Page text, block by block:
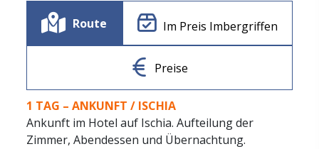
Route Im Preis Imbergriffen
Preise
1 TAG –ANKUNFT / ISCHIA
Ankunft im Hotel auf Ischia. Aufteilung der
Zimmer, Abendessen und Übernachtung.